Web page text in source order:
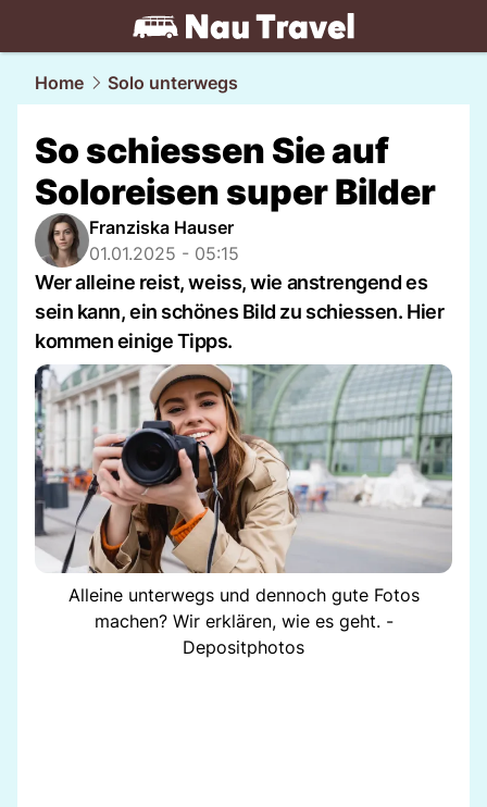
travel.NAU.ch
Home Solo unterwegs
So schiessen Sie auf
Soloreisen super Bilder
Franziska Hauser
01.01.2025 - 05:15
Wer alleine reist, weiss, wie anstrengend es
sein kann, ein schönes Bild zu schiessen. Hier
kommen einige Tipps.
Alleine unterwegs und dennoch gute Fotos
machen? Wir erklären, wie es geht. -
Depositphotos